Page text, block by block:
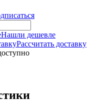
Нашли дешевле
Рассчитать доставку